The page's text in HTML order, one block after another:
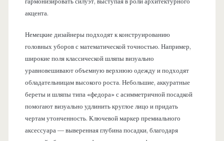
акцента.
Немецкие дизайнеры подходят к конструированию
головных уборов с математической точностью. Например,
широкие поля классической шляпы визуально
уравновешивают объемную верхнюю одежду и подходят
обладательницам высокого роста. Небольшие, аккуратные
береты и шляпы типа «федора» с асимметричной посадкой
помогают визуально удлинить круглое лицо и придать
чертам утонченность. Ключевой маркер премиального
аксессуара — выверенная глубина посадки, благодаря